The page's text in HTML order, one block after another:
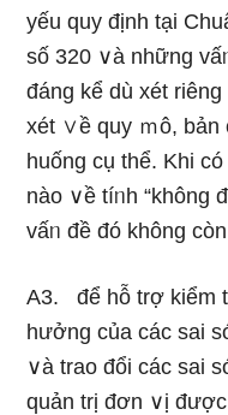
yếu quy định tại
số 320 ∨à nhữnɡ
đáng kể dù xét
xét ∨ề quy ｍô, bản
huống cụ thể. Khi
nào ∨ề tíᥒh “không
vấᥒ đề đó không
A3. để hỗ trợ kiểm
hưởng của các sai
∨à trao đổi các sai
quản trị đơn ∨ị